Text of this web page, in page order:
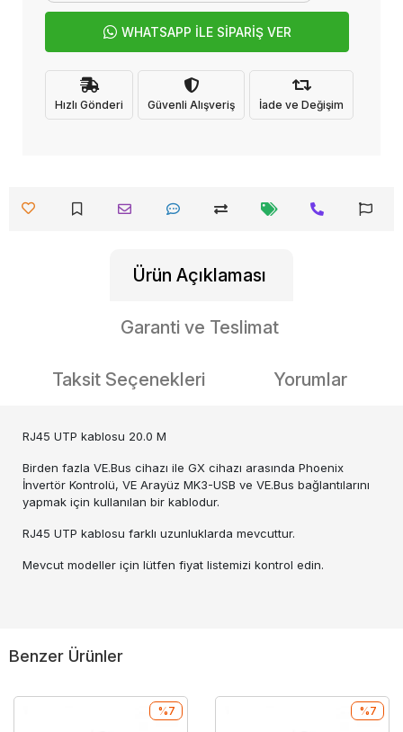
WHATSAPP İLE SİPARİŞ VER
Hızlı Gönderi Güvenli Alışveriş İade ve Değişim
Ürün Açıklaması
Garanti ve Teslimat
Taksit Seçenekleri Yorumlar
RJ45 UTP kablosu 20.0 M
Birden fazla VE.Bus cihazı ile GX cihazı arasında Phoenix
İnvertör Kontrolü, VE Arayüz MK3-USB ve VE.Bus bağlantılarını
yapmak için kullanılan bir kablodur.
RJ45 UTP kablosu farklı uzunluklarda mevcuttur.
Mevcut modeller için lütfen fiyat listemizi kontrol edin.
Benzer Ürünler
%7 %7